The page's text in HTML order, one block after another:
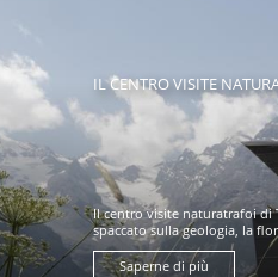
IL CENTRO VISITE
Il centro visite naturatrafoi di
spaccato sulla geologia, la
Saperne di più